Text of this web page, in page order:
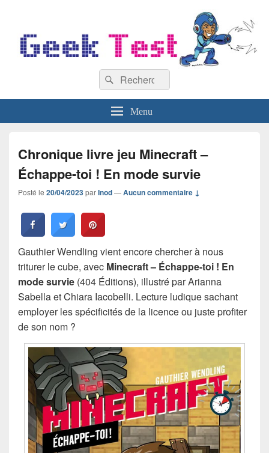
Recherche :
Rechercher
Menu
Chronique livre jeu Minecraft –
Échappe-toi ! En mode survie
Posté le 20/04/2023parInod—Aucun commentaire ↓
Gauthier Wendling vient encore chercher à nous
triturer le cube, avec Minecraft – Échappe-toi ! En
mode survie (404 Éditions), illustré par Arianna
Sabella et Chiara Iacobelli. Lecture ludique sachant
employer les spécificités de la licence ou juste profiter
de son nom ?